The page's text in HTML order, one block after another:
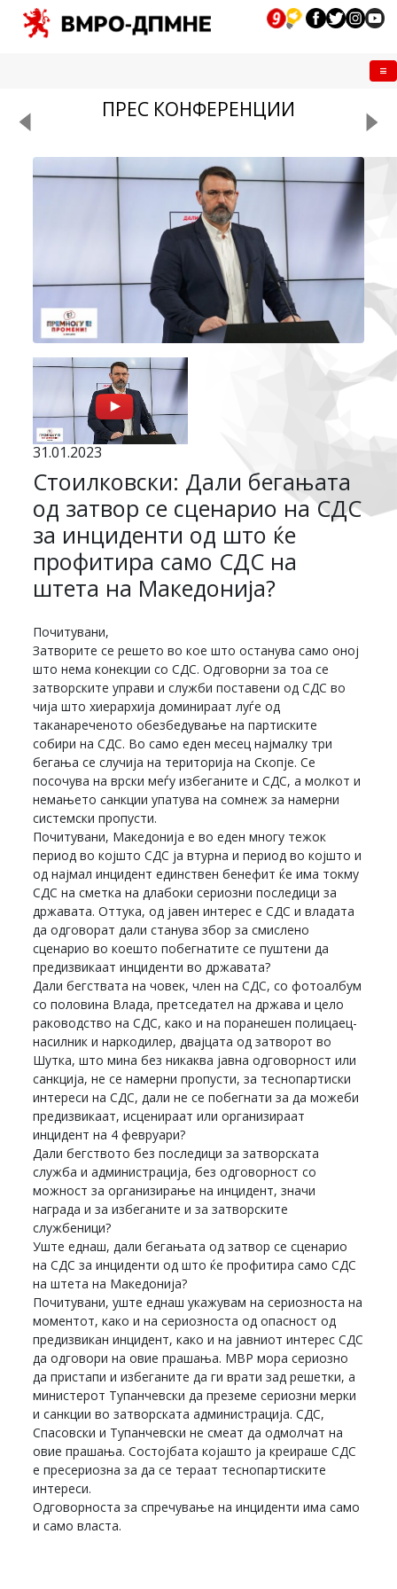
ПРЕС КОНФЕРЕНЦИИ
31.01.2023
Стоилковски: Дали бегањата
од затвор се сценарио на СДС
за инциденти од што ќе
профитира само СДС на
штета на Македонија?
Почитувани,
Затворите се решето во кое што останува само оној
што нема конекции со СДС. Одговорни за тоа се
затворските управи и служби поставени од СДС во
чија што хиерархија доминираат луѓе од
таканареченото обезбедување на партиските
собири на СДС. Во само еден месец најмалку три
бегања се случија на територија на Скопје. Се
посочува на врски меѓу избеганите и СДС, а молкот и
немањето санкции упатува на сомнеж за намерни
системски пропусти.
Почитувани, Македонија е во еден многу тежок
период во којшто СДС ја втурна и период во којшто и
од најмал инцидент единствен бенефит ќе има токму
СДС на сметка на длабоки сериозни последици за
државата. Оттука, од јавен интерес е СДС и владата
да одговорат дали станува збор за смислено
сценарио во коешто побегнатите се пуштени да
предизвикаат инциденти во државата?
Дали бегствата на човек, член на СДС, со фотоалбум
со половина Влада, претседател на држава и цело
раководство на СДС, како и на поранешен полицаец-
насилник и наркодилер, двајцата од затворот во
Шутка, што мина без никаква јавна одговорност или
санкција, не се намерни пропусти, за теснопартиски
интереси на СДС, дали не се побегнати за да можеби
предизвикаат, исценираат или организираат
инцидент на 4 февруари?
Дали бегството без последици за затворската
служба и администрација, без одговорност со
можност за организирање на инцидент, значи
награда и за избеганите и за затворските
службеници?
Уште еднаш, дали бегањата од затвор се сценарио
на СДС за инциденти од што ќе профитира само СДС
на штета на Македонија?
Почитувани, уште еднаш укажувам на сериозноста на
моментот, како и на сериозноста од опасност од
предизвикан инцидент, како и на јавниот интерес СДС
да одговори на овие прашања. МВР мора сериозно
да пристапи и избеганите да ги врати зад решетки, а
министерот Тупанчевски да преземе сериозни мерки
и санкции во затворската администрација. СДС,
Спасовски и Тупанчевски не смеат да одмолчат на
овие прашања. Состојбата којашто ја креираше СДС
е пресериозна за да се тераат теснопартиските
интереси.
Одговорноста за спречување на инциденти има само
и само власта.